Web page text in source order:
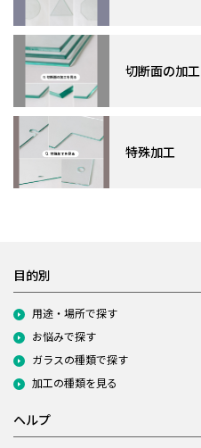
切断面の加工
特殊加工
目的別
用途・場所で探す
お悩みで探す
ガラスの種類で探す
加工の種類を見る
ヘルプ